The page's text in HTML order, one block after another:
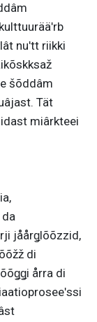
nuʹtt riikki
šõddâm
Tät
miârkteei
jåårǥlõõzzid,
di
årra di